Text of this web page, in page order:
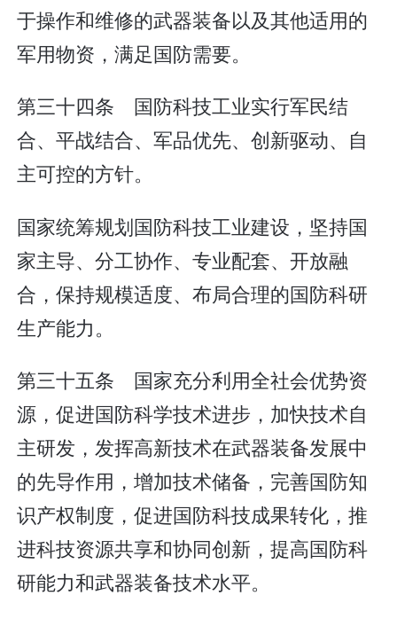
于操作和维修的武器装备以及其他适用的
军用物资，满足国防需要。
第三十四条 国防科技工业实行军民结
合、平战结合、军品优先、创新驱动、自
主可控的方针。
国家统筹规划国防科技工业建设，坚持国
家主导、分工协作、专业配套、开放融
合，保持规模适度、布局合理的国防科研
生产能力。
第三十五条 国家充分利用全社会优势资
源，促进国防科学技术进步，加快技术自
主研发，发挥高新技术在武器装备发展中
的先导作用，增加技术储备，完善国防知
识产权制度，促进国防科技成果转化，推
进科技资源共享和协同创新，提高国防科
研能力和武器装备技术水平。